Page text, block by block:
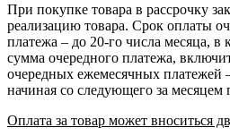
При покупке товара в рассрочку
реализацию товара. Срок оплаты
платежа – до 20-го числа месяца, в
сумма очередного платежа,
очередных ежемесячных платежей
начиная со следующего за месяцем
Оплата за товар может вноситься